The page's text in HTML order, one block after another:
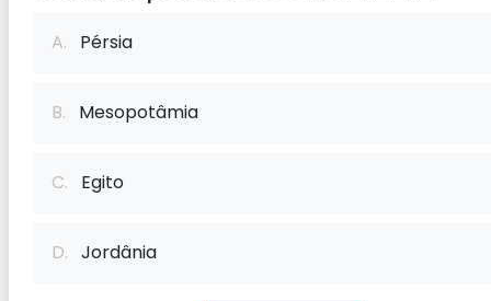
A. Pérsia
B. Mesopotâmia
C. Egito
D. Jordânia